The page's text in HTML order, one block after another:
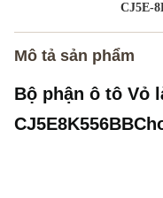
CJ5E-
Mô tả sản phẩm
Bộ phận ô tô Vỏ
CJ5E8K556BB